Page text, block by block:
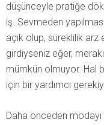
düşünceyle pratiğe
iş. Sevmeden
açık olup, süreklilik arz
girdiyseniz eğer,
mümkün olmuyor. Hal
için bir yardımcı
Daha önceden